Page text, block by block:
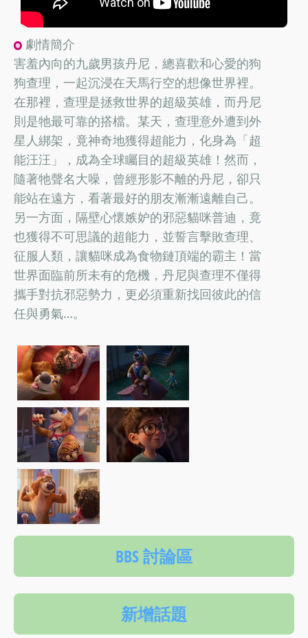
劇情簡介
害羞內向的九歲男孩丹尼，總喜歡和心愛的狗
狗查理，一起沉浸在天馬行空的想像世界裡。
在那裡，查理是拯救世界的超級英雄，而丹尼
則是牠最可靠的搭檔。某天，查理意外遭到外
星人綁架，竟神奇地獲得超能力，化身為「超
能汪汪」，成為全球矚目的超級英雄！然而，
隨著牠聲名大噪，曾經形影不離的丹尼，卻只
能站在遠方，看著最好的朋友漸漸遠離自己。
另一方面，隔壁心懷嫉妒的邪惡貓咪普迪，竟
也獲得不可思議的超能力，並誓言擊敗查理、
征服人類，讓貓咪成為食物鏈頂端的霸主！當
世界面臨前所未有的危機，丹尼與查理不僅得
攜手對抗邪惡勢力，更必須重新找回彼此的信
任與勇氣…。
BBS 討論區
新增話題